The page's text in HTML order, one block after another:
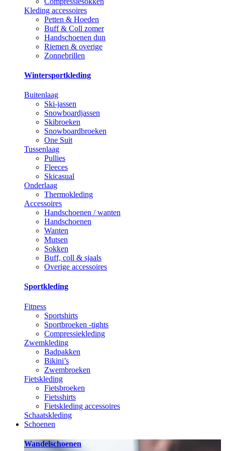
Kleding accessoires
Petten & Hoeden
Buff & Coll zomer
Handschoenen dun
Riemen & overige
Zonnebrillen
Wintersportkleding
Buitenlaag
Ski-jassen
Snowboardjassen
Skibroeken
Snowboardbroeken
One Suit
Tussenlaag
Pullies
Fleeces
Skicasual
Onderlaag
Thermokleding
Accessoires
Handschoenen / wanten
Handschoenen
Wanten
Mutsen
Sokken
Buff, coll & sjaals
Overige accessoires
Sportkleding
Fitness
Sportshirts
Sportbroeken -tights
Compressiekleding
Zwemkleding
Badpakken
Bikini’s
Zwembroeken
Fietskleding
Fietsbroeken
Fietsshirts
Fietskleding accessoires
Schaatskleding
Schoenen
Wandelschoenen